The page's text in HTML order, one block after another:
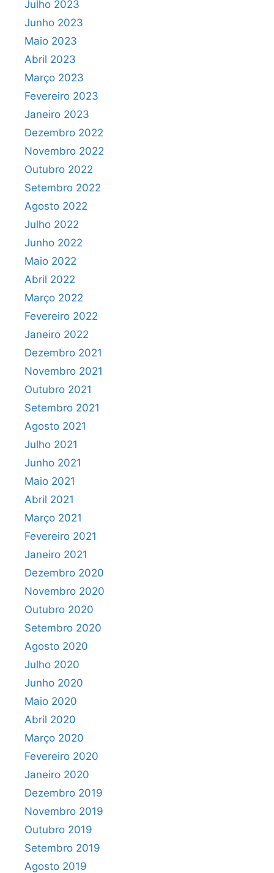
Julho 2023
Junho 2023
Maio 2023
Abril 2023
Março 2023
Fevereiro 2023
Janeiro 2023
Dezembro 2022
Novembro 2022
Outubro 2022
Setembro 2022
Agosto 2022
Julho 2022
Junho 2022
Maio 2022
Abril 2022
Março 2022
Fevereiro 2022
Janeiro 2022
Dezembro 2021
Novembro 2021
Outubro 2021
Setembro 2021
Agosto 2021
Julho 2021
Junho 2021
Maio 2021
Abril 2021
Março 2021
Fevereiro 2021
Janeiro 2021
Dezembro 2020
Novembro 2020
Outubro 2020
Setembro 2020
Agosto 2020
Julho 2020
Junho 2020
Maio 2020
Abril 2020
Março 2020
Fevereiro 2020
Janeiro 2020
Dezembro 2019
Novembro 2019
Outubro 2019
Setembro 2019
Agosto 2019